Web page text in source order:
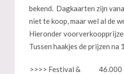
bekend. Dagkaarten zijn
niet te koop, maar wel al de
Hieronder
Tussen haakjes de prijzen na
>>>> Festival &
46.000